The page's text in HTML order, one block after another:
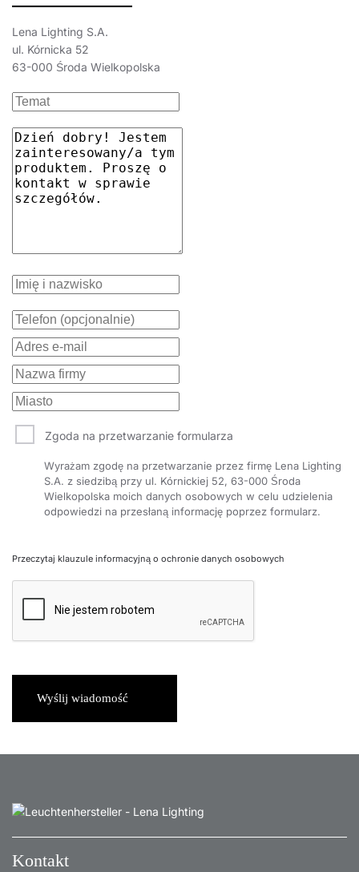
Lena Lighting S.A.
ul. Kórnicka 52
63-000 Środa Wielkopolska
Zgoda na przetwarzanie formularza
Wyrażam zgodę na przetwarzanie przez firmę Lena Lighting
S.A. z siedzibą przy ul. Kórnickiej 52, 63-000 Środa
Wielkopolska moich danych osobowych w celu udzielenia
odpowiedzi na przesłaną informację poprzez formularz.
Przeczytaj klauzule informacyjną o ochronie danych osobowych
Wyślij wiadomość
Kontakt